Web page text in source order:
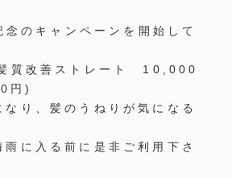
のキャンペーンを開始して
質改善ストレート 10,000
円)
なり、髪のうねりが気になる
に入る前に是非ご利用下さ